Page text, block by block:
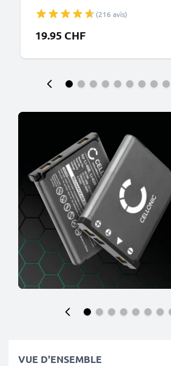
320 de CELLONIC(216 avis)
19.95 CHF
VUE D'ENSEMBLE